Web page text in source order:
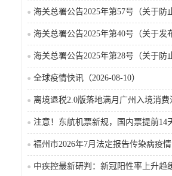
全球疫情快讯（2026-08-10）
福州市2026年7月法定报告传染病疫情